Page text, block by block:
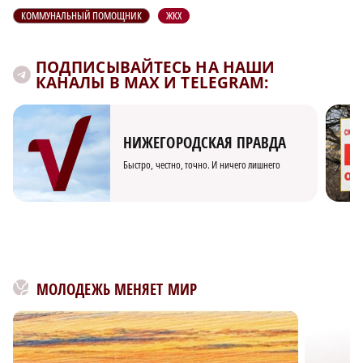
КОММУНАЛЬНЫЙ ПОМОЩНИК ЖКХ
ПОДПИСЫВАЙТЕСЬ НА НАШИ
КАНАЛЫ В MAX И TELEGRAM:
НИЖЕГОРОДСКАЯ ПРАВДА
Быстро, честно, точно. И ничего лишнего
МОЛОДЕЖЬ МЕНЯЕТ МИР